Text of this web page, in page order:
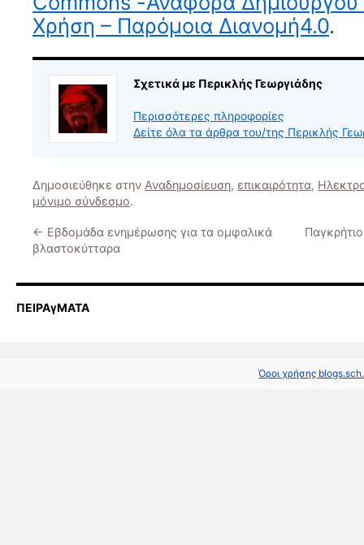
Χρήση – Παρόμοια Διανομή4.0.
Σχετικά με Περικλής Γεωργιάδης
Περισσότερες πληροφορίες
Δείτε όλα τα άρθρα του/της Περικλής
Δημοσιεύθηκε στην Αναδημοσίευση, επικαιρότητα,
μόνιμο σύνδεσμο.
← Εβδομάδα ενημέρωσης για τα ομφαλικά
βλαστοκύτταρα
ΠΕΙΡΑγΜΑΤΑ
Όροι χρήσης